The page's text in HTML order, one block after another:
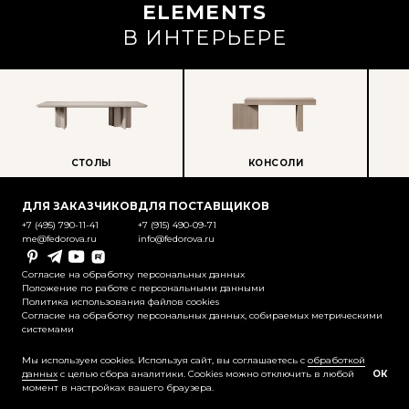
ELEMENTS
В ИНТЕРЬЕРЕ
СТОЛЫ КОНСОЛИ
ДЛЯ ЗАКАЗЧИКОВ
+7 (495) 790-11-41
me@fedorova.ru
ДЛЯ ПОСТАВЩИКОВ
+7 (915) 490-09-71
info@fedorova.ru
PinterestTelegramYouTubeRutube
Согласие на обработку персональных данных
Положение по работе с персональными данными
Политика использования файлов cookies
Согласие на обработку персональных данных, собираемых метрическими
системами
законодательством об авторском праве
Мы используем cookies. Используя сайт, вы соглашаетесь с обработкой
данных с целью сбора аналитики. Cookies можно отключить в любой
момент в настройках вашего браузера.
ОК